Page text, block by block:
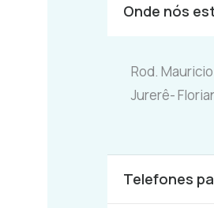
Onde nós
Rod.
Jurerê-
Telefones